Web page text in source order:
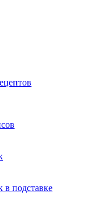
в подставке